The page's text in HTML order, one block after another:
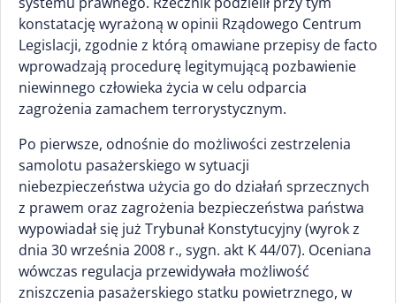
konstatację wyrażoną w opinii Rządowego Centrum
Legislacji, zgodnie z którą omawiane przepisy de facto
wprowadzają procedurę legitymującą pozbawienie
niewinnego człowieka życia w celu odparcia
zagrożenia zamachem terrorystycznym.
Po pierwsze, odnośnie do możliwości zestrzelenia
samolotu pasażerskiego w sytuacji
niebezpieczeństwa użycia go do działań sprzecznych
z prawem oraz zagrożenia bezpieczeństwa państwa
wypowiadał się już Trybunał Konstytucyjny (wyrok z
dnia 30 września 2008 r., sygn. akt K 44/07). Oceniana
wówczas regulacja przewidywała możliwość
zniszczenia pasażerskiego statku powietrznego, w